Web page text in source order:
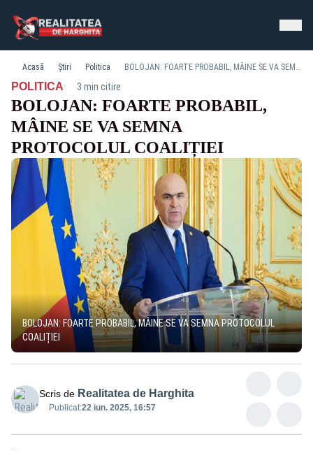
Acasă Știri Politica BOLOJAN: FOARTE PROBABIL, MÂINE SE VA SEMNA PROTOCOLUL COALIȚIEI
POLITICA· 3 min citire
BOLOJAN: FOARTE PROBABIL,
MÂINE SE VA SEMNA
PROTOCOLUL COALIȚIEI
BOLOJAN: FOARTE PROBABIL, MÂINE SE VA SEMNA PROTOCOLUL
COALIȚIEI
Scris de Realitatea de Harghita
Publicat:22 iun. 2025, 16:57